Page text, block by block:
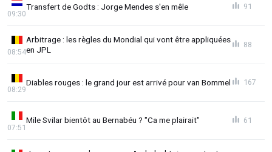
Transfert de Godts : Jorge Mendes s'en mêle
09:30
91
Arbitrage : les règles du Mondial qui vont être appliquées
en JPL
08:54
88
Diables rouges : le grand jour est arrivé pour van Bommel
08:29
167
Mile Svilar bientôt au Bernabéu ? "Ca me plairait"
07:51
61